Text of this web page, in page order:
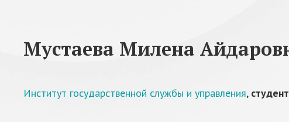
Мустаева Милена
Институт государственной службы и управления,